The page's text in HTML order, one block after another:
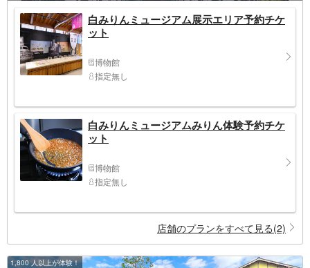
白みりんミュージアム展示エリア予約チケ
ット
博物館
指定無し
白みりんミュージアムみりん体験予約チケ
ット
博物館
指定無し
店舗のプランをすべて見る(2)
1,800 人以上が体験！